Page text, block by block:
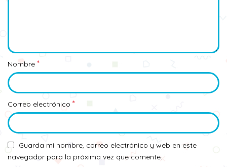
Nombre *
Correo electrónico *
Guarda mi nombre, correo electrónico y web en este
navegador para la próxima vez que comente.